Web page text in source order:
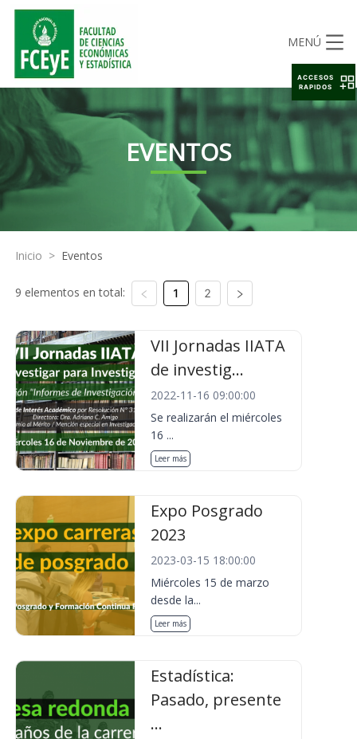
MENÚ
EVENTOS
Inicio > Eventos
9 elementos en total: 1 2
VII Jornadas IIATA
de investig...
2022-11-16 09:00:00
Se realizarán el miércoles
16 ...
Leer más
Expo Posgrado
2023
2023-03-15 18:00:00
Miércoles 15 de marzo
desde la...
Leer más
Estadística:
Pasado, presente
...
ACCESOS
RAPIDOS